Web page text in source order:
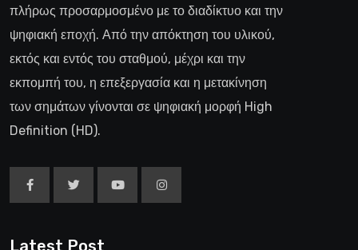
πλήρως προσαρμοσμένο με το διαδίκτυο και την
ψηφιακή εποχή. Από την απόκτηση του υλικού,
εκτός και εντός του σταθμού, μέχρι και την
εκπομπή του, η επεξεργασία και η μετακίνηση
των σημάτων γίνονται σε ψηφιακή μορφή High
Definition (HD).